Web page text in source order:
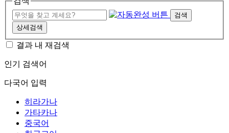
검색
상세검색
결과 내 재검색
인기 검색어
다국어 입력
히라가나
가타카나
중국어